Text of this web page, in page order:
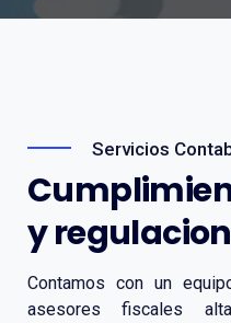
Servicios
y
Contamos con un
asesores fiscales